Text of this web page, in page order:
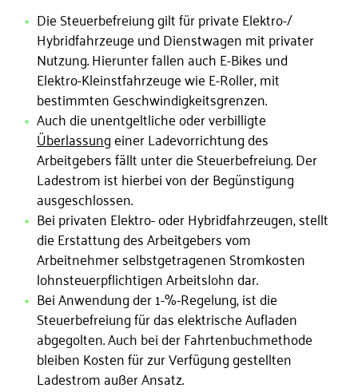
Die Steuerbefreiung gilt für private Elektro-/
Hybridfahrzeuge und Dienstwagen mit privater
Nutzung. Hierunter fallen auch E-Bikes und
Elektro-Kleinstfahrzeuge wie E-Roller, mit
bestimmten Geschwindigkeitsgrenzen.
Auch die unentgeltliche oder verbilligte
Überlassungeiner Ladevorrichtung des
Arbeitgebers fällt unter die Steuerbefreiung. Der
Ladestrom ist hierbei von der Begünstigung
ausgeschlossen.
Bei privaten Elektro- oder Hybridfahrzeugen, stellt
die Erstattung des Arbeitgebers vom
Arbeitnehmer selbstgetragenen Stromkosten
lohnsteuerpflichtigen Arbeitslohn dar.
Bei Anwendung der 1-%-Regelung, ist die
Steuerbefreiung für das elektrische Aufladen
abgegolten. Auch bei der Fahrtenbuchmethode
bleiben Kosten für zur Verfügung gestellten
Ladestrom außer Ansatz.